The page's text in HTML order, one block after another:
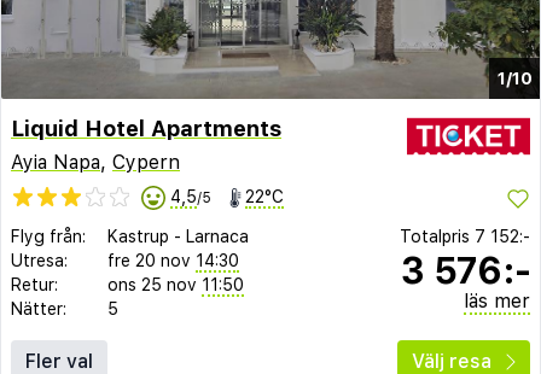
1/10
Liquid Hotel Apartments
Ayia Napa, Cypern
4,5/5 22°C
Flyg från: Kastrup - Larnaca
Utresa:
fre 20 nov 14:30
Retur:
ons 25 nov 11:50
Nätter:
5
Totalpris 7 152:-
3 576:-
läs mer
Fler val Välj resa